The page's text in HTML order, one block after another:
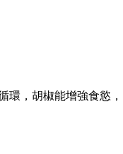
環，胡椒能增強食慾